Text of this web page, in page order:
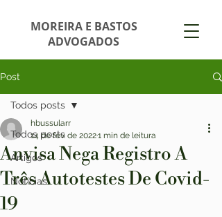
MOREIRA E BASTOS
ADVOGADOS
Post
Todos posts
Artigos
Notícias
Todos posts
Anvisa Nega Registro A
Três Autotestes De Covid-
19
hbussularr
14 de fev. de 20221 min de leitura